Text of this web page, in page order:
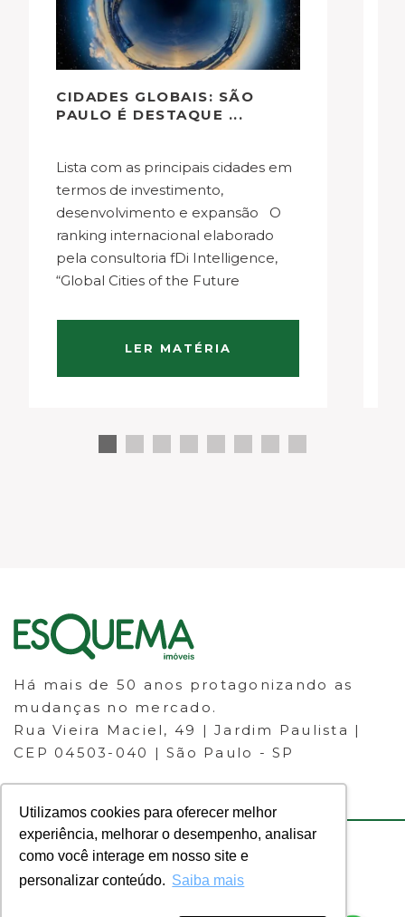
Utilizamos cookies para oferecer melhor
experiência, melhorar o desempenho, analisar
como você interage em nosso site e
personalizar conteúdo. Saiba mais
CIDADES GLOBAIS: SÃO
PAULO É DESTAQUE ...
Lista com as principais cidades em
termos de investimento,
desenvolvimento e expansão O
ranking internacional elaborado
pela consultoria fDi Intelligence,
“Global Cities of the Future
Paulo, que ocupou o quarto lugar
LER MATÉRIA
Há mais de 50 anos protagonizando as
mudanças no mercado.
Rua Vieira Maciel, 49 | Jardim Paulista |
CEP 04503-040 | São Paulo - SP
© 2023 ESQUEMA IMÓVEIS - CRECI